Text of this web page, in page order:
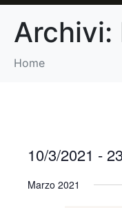
Archivi:
Home
10/3/2021 -
e
Marzo 2021